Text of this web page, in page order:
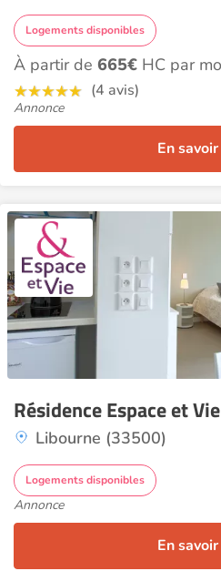
Logements disponibles
À partir de 665€ HC par
(4 avis)
Annonce
En
Résidence Espace et
Libourne (33500)
Logements disponibles
Annonce
En